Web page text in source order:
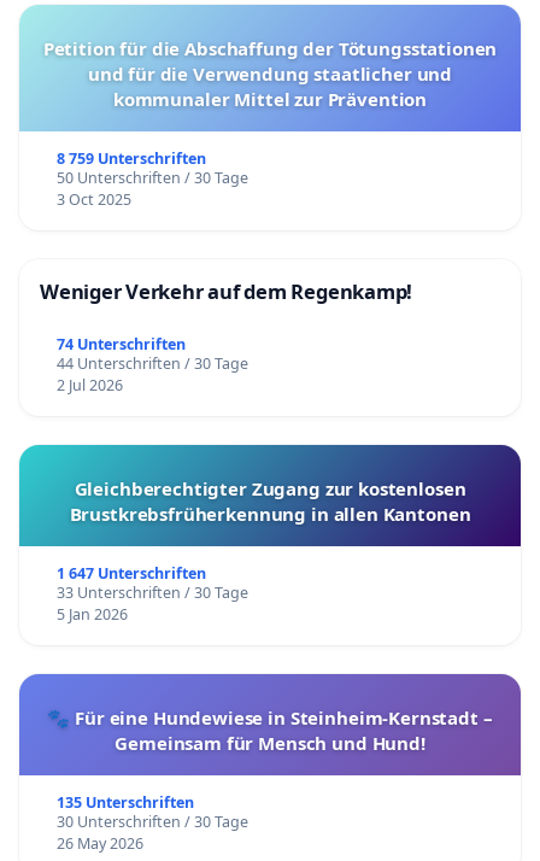
Petition für die Abschaffung der Tötungsstationen
und für die Verwendung staatlicher und
kommunaler Mittel zur Prävention
8 759 Unterschriften
50 Unterschriften / 30 Tage
3 Oct 2025
Weniger Verkehr auf dem Regenkamp!
74 Unterschriften
44 Unterschriften / 30 Tage
2 Jul 2026
Gleichberechtigter Zugang zur kostenlosen
Brustkrebsfrüherkennung in allen Kantonen
1 647 Unterschriften
33 Unterschriften / 30 Tage
5 Jan 2026
🐾 Für eine Hundewiese in Steinheim-Kernstadt –
Gemeinsam für Mensch und Hund!
135 Unterschriften
30 Unterschriften / 30 Tage
26 May 2026